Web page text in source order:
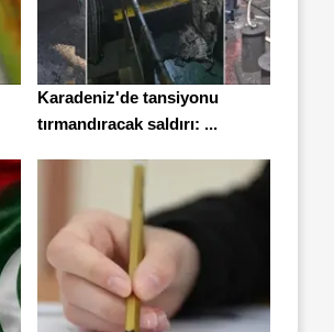
Karadeniz'de tansiyonu
tırmandıracak saldırı: ...